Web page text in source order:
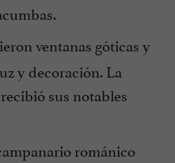
ventanas góticas y
y decoración. La
sus notables
románico